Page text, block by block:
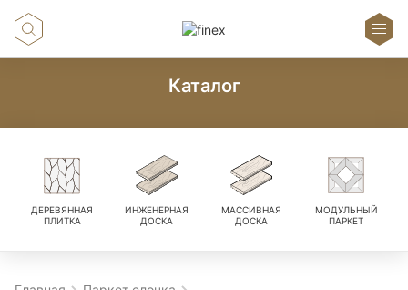
Каталог
ДЕРЕВЯННАЯ
ПЛИТКА
ИНЖЕНЕРНАЯ
ДОСКА
МАССИВНАЯ
ДОСКА
МОДУЛЬНЫЙ
ПАРКЕТ